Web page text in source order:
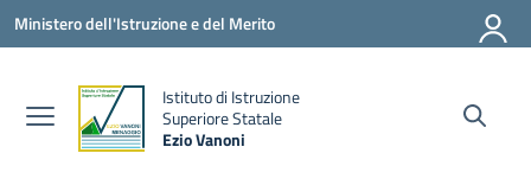
Vai ai contenuti
Vai al menu di navigazione
Vai al footer
Ministero dell'Istruzione e del Merito
Istituto di Istruzione
Superiore Statale
Ezio Vanoni